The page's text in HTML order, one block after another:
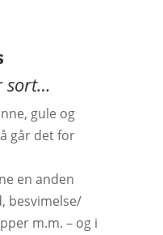
sort…
gule og
går det for
en anden
besvimelse/
m.m. – og i